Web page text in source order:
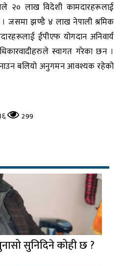
२० लाख विदेशी कामदारहरूलाई
। जसमा झण्डै ४ लाख नेपाली श्रमिक
ईपीएफ योगदान अनिवार्य
स्वागत गरेका छन ।
बलियो अनुगमन आवश्यक रहेको
299
सुनिदिने कोही छ ?